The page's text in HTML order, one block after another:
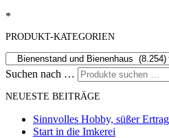
*
PRODUKT-KATEGORIEN
Suchen nach …
NEUESTE BEITRÄGE
Sinnvolles Hobby, süßer Ertrag
Start in die Imkerei